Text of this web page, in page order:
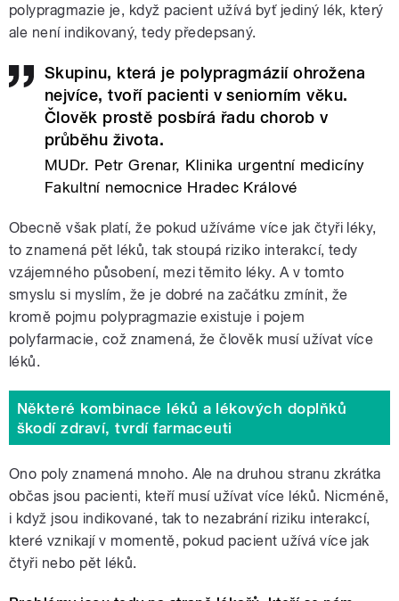
polypragmazie je, když pacient užívá byť jediný lék, který
ale není indikovaný, tedy předepsaný.
Skupinu, která je polypragmázií ohrožena
nejvíce, tvoří pacienti v seniorním věku.
Člověk prostě posbírá řadu chorob v
průběhu života.
MUDr. Petr Grenar, Klinika urgentní medicíny
Fakultní nemocnice Hradec Králové
Obecně však platí, že pokud užíváme více jak čtyři léky,
to znamená pět léků, tak stoupá riziko interakcí, tedy
vzájemného působení, mezi těmito léky. A v tomto
smyslu si myslím, že je dobré na začátku zmínit, že
kromě pojmu polypragmazie existuje i pojem
polyfarmacie, což znamená, že člověk musí užívat více
léků.
Některé kombinace léků a lékových doplňků
škodí zdraví, tvrdí farmaceuti
Ono poly znamená mnoho. Ale na druhou stranu zkrátka
občas jsou pacienti, kteří musí užívat více léků. Nicméně,
i když jsou indikované, tak to nezabrání riziku interakcí,
které vznikají v momentě, pokud pacient užívá více jak
čtyři nebo pět léků.